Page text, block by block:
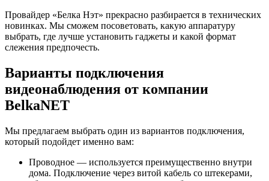
Провайдер «Белка Нэт» прекрасно разбирается в технических
новинках. Мы сможем посоветовать, какую аппаратуру
выбрать, где лучше установить гаджеты и какой формат
слежения предпочесть.
Варианты подключения
видеонаблюдения от компании
BelkaNET
Мы предлагаем выбрать один из вариантов подключения,
который подойдет именно вам:
Проводное — используется преимущественно внутри
дома. Подключение через витой кабель со штекерами,